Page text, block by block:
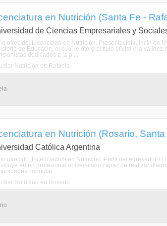
en Nutrición (Santa Fe -
de Ciencias Empresariales y
ofrecido: Licenciado en Nutrición. PresentacinNutricin en
de Educacin, el cual le otorg el ttulo oficial y la
dedicados a la p ...
Nutrición en Rafaela
en Nutrición (Rosario, Santa
Católica Argentina
ofrecido: Licenciado/a en Nutrición. Perfil del egresadoEl
en un profesional universitario capaz de realizar
formular ...
Nutrición en Rosario